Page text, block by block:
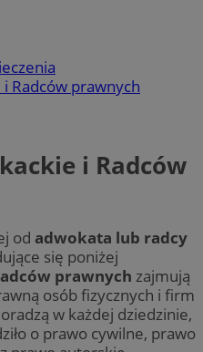
Radców prawnych
i Radców
od adwokata lub radcy
się poniżej
prawnych zajmują
osób fizycznych i firm
w każdej dziedzinie,
o prawo cywilne, prawo